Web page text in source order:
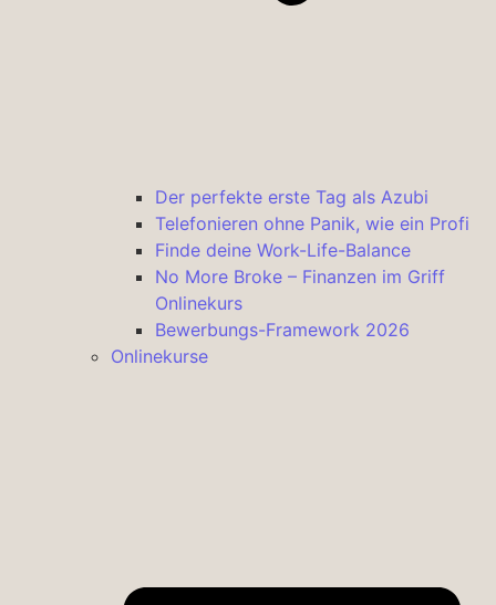
Der perfekte erste Tag als Azubi
Telefonieren ohne Panik, wie ein Profi
Finde deine Work-Life-Balance
No More Broke – Finanzen im Griff
Onlinekurs
Bewerbungs-Framework 2026
Onlinekurse